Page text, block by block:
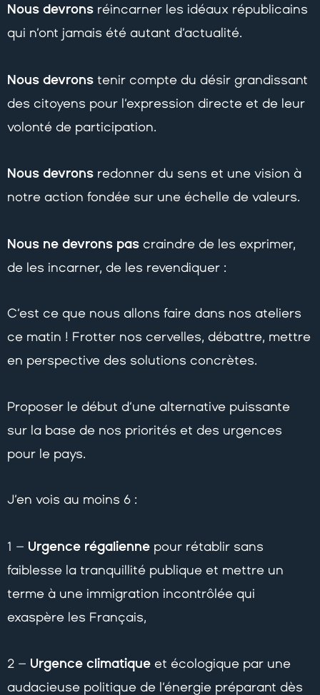
Nous devrons réincarner les idéaux républicains
qui n’ont jamais été autant d’actualité.
Nous devrons tenir compte du désir grandissant
des citoyens pour l’expression directe et de leur
volonté de participation.
Nous devrons redonner du sens et une vision à
notre action fondée sur une échelle de valeurs.
Nous ne devrons pas craindre de les exprimer,
de les incarner, de les revendiquer :
C’est ce que nous allons faire dans nos ateliers
ce matin ! Frotter nos cervelles, débattre, mettre
en perspective des solutions concrètes.
Proposer le début d’une alternative puissante
sur la base de nos priorités et des urgences
pour le pays.
J’en vois au moins 6 :
1 – Urgence régalienne pour rétablir sans
faiblesse la tranquillité publique et mettre un
terme à une immigration incontrôlée qui
exaspère les Français,
2 – Urgence climatique et écologique par une
audacieuse politique de l’énergie préparant dès